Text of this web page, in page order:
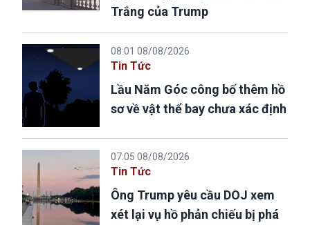
Trắng của Trump
08:01 08/08/2026
Tin Tức
Lầu Năm Góc công bố thêm hồ
sơ về vật thể bay chưa xác định
07:05 08/08/2026
Tin Tức
Ông Trump yêu cầu DOJ xem
xét lại vụ hồ phản chiếu bị phá